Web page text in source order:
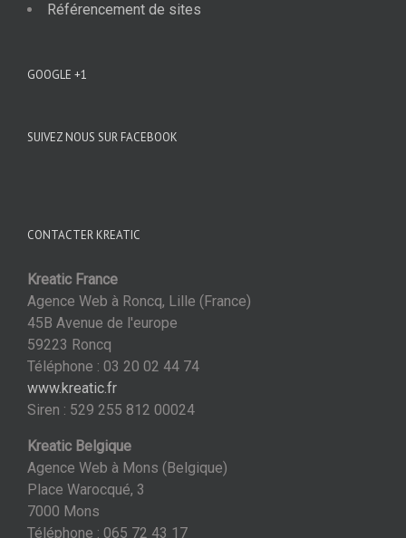
Référencement de sites
GOOGLE +1
SUIVEZ NOUS SUR FACEBOOK
CONTACTER KREATIC
Kreatic France
Agence Web à Roncq, Lille (France)
45B Avenue de l'europe
59223 Roncq
Téléphone : 03 20 02 44 74
www.kreatic.fr
Siren : 529 255 812 00024
Kreatic Belgique
Agence Web à Mons (Belgique)
Place Warocqué, 3
7000 Mons
Téléphone : 065 72 43 17